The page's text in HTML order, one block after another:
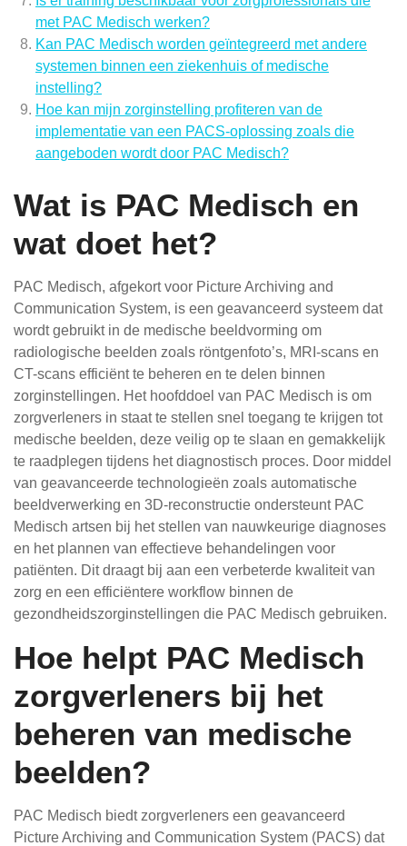
met PAC Medisch werken?
Kan PAC Medisch worden geïntegreerd met andere
systemen binnen een ziekenhuis of medische
instelling?
Hoe kan mijn zorginstelling profiteren van de
implementatie van een PACS-oplossing zoals die
aangeboden wordt door PAC Medisch?
Wat is PAC Medisch en
wat doet het?
PAC Medisch, afgekort voor Picture Archiving and
Communication System, is een geavanceerd systeem dat
wordt gebruikt in de medische beeldvorming om
radiologische beelden zoals röntgenfoto’s, MRI-scans en
CT-scans efficiënt te beheren en te delen binnen
zorginstellingen. Het hoofddoel van PAC Medisch is om
zorgverleners in staat te stellen snel toegang te krijgen tot
medische beelden, deze veilig op te slaan en gemakkelijk
te raadplegen tijdens het diagnostisch proces. Door middel
van geavanceerde technologieën zoals automatische
beeldverwerking en 3D-reconstructie ondersteunt PAC
Medisch artsen bij het stellen van nauwkeurige diagnoses
en het plannen van effectieve behandelingen voor
patiënten. Dit draagt bij aan een verbeterde kwaliteit van
zorg en een efficiëntere workflow binnen de
gezondheidszorginstellingen die PAC Medisch gebruiken.
Hoe helpt PAC Medisch
zorgverleners bij het
beheren van medische
beelden?
PAC Medisch biedt zorgverleners een geavanceerd
Picture Archiving and Communication System (PACS) dat